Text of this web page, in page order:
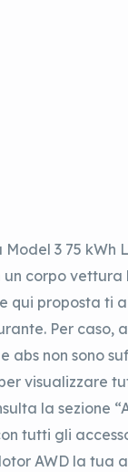
3 75 kWh
un corpo vettura
qui proposta ti
Per caso,
abs non sono
visualizzare
la sezione
tutti gli
AWD la tua